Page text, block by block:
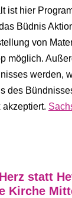
ist hier
Büdnis
von
möglich.
werden,
des
statt
Kirche